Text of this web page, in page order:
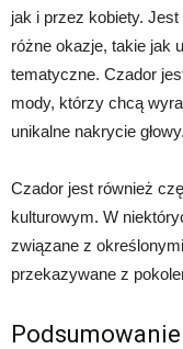
jak i przez kobiety.
różne okazje, takie jak
tematyczne. Czador
mody, którzy chcą
unikalne nakrycie głowy.
Czador jest również
kulturowym. W
związane z
przekazywane z
Podsumowanie